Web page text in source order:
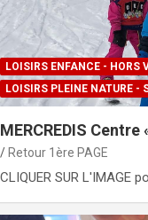
LOISIRS ENFANCE - HORS
LOISIRS PLEINE NATURE -
MERCREDIS Centre
Retour 1ère PAGE
CLIQUER SUR L'IMAGE